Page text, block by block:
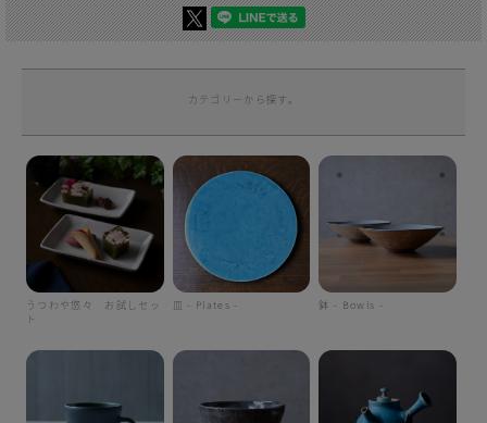
カテゴリーから探す。
うつわや悠々 お試しセッ
ト
皿 - Plates - 鉢 - Bowls -